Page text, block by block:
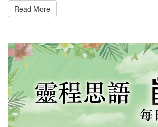
Read More